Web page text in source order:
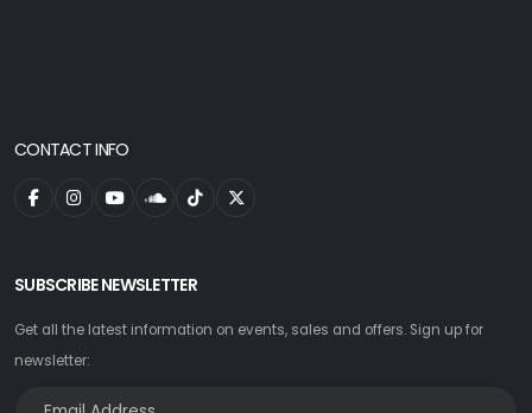
CONTACT INFO
SUBSCRIBE NEWSLETTER
Get all the latest information on events, sales and offers. Sign up for
newsletter: